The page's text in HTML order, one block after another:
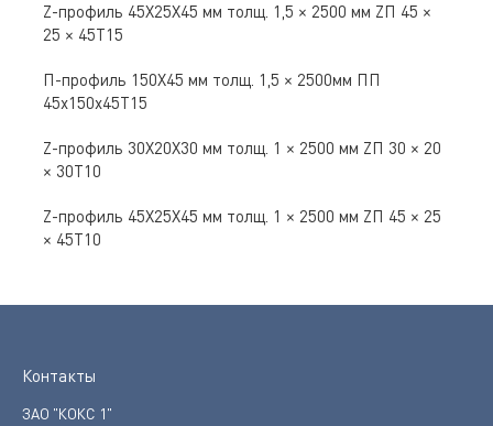
Z-профиль 45Х25Х45 мм толщ. 1,5 × 2500 мм ZП 45 ×
25 × 45Т15
П-профиль 150Х45 мм толщ. 1,5 × 2500мм ПП
45х150х45Т15
Z-профиль 30Х20Х30 мм толщ. 1 × 2500 мм ZП 30 × 20
× 30Т10
Z-профиль 45Х25Х45 мм толщ. 1 × 2500 мм ZП 45 × 25
× 45Т10
Контакты
ЗАО "КОКС 1"